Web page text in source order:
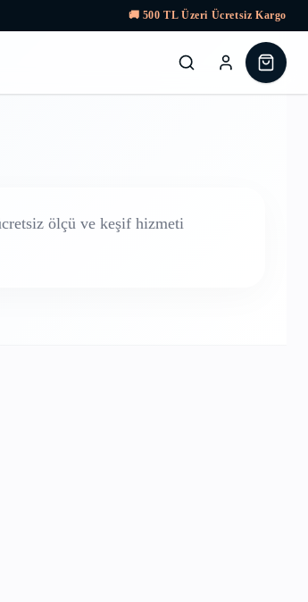
🚚 500 TL Üzeri Ücretsiz Kargo
ölçü ve keşif hizmeti